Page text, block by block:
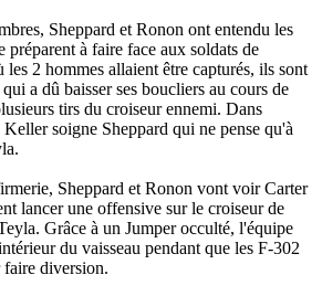
Sheppard et Ronon ont entendu les
préparent à faire face aux soldats de
2 hommes allaient être capturés, ils sont
a dû baisser ses boucliers au cours de
tirs du croiseur ennemi. Dans
soigne Sheppard qui ne pense qu'à
Sheppard et Ronon vont voir Carter
lancer une offensive sur le croiseur de
Grâce à un Jumper occulté, l'équipe
du vaisseau pendant que les F-302
faire diversion.